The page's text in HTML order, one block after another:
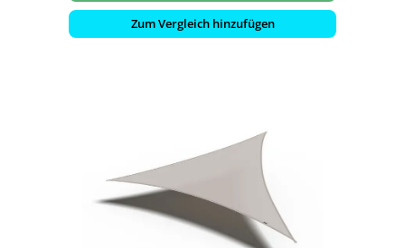
Zum Vergleich hinzufügen